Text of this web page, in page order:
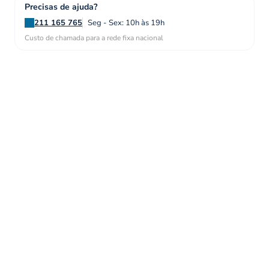
Precisas de ajuda?
211 165 765 Seg - Sex: 10h às 19h
Custo de chamada para a rede fixa nacional